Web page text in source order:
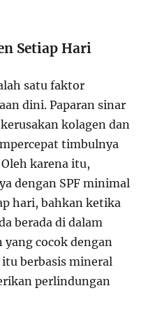
Setiap Hari
satu faktor
dini. Paparan sinar
kolagen dan
timbulnya
karena itu,
dengan SPF minimal
hari, bahkan ketika
berada di dalam
cocok dengan
berbasis mineral
perlindungan